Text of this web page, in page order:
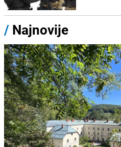
/ Najnovije